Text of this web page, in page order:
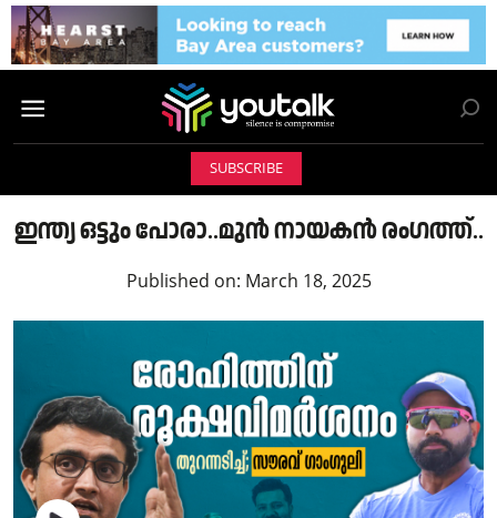
SUBSCRIBE
ഇന്ത്യ ഒട്ടും പോരാ..മുൻ നായകൻ രംഗത്ത്..
Published on: March 18, 2025